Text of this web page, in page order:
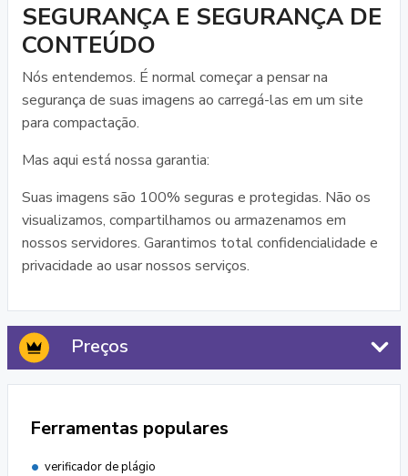
SEGURANÇA E SEGURANÇA DE
CONTEÚDO
Nós entendemos. É normal começar a pensar na
segurança de suas imagens ao carregá-las em um site
para compactação.
Mas aqui está nossa garantia:
Suas imagens são 100% seguras e protegidas. Não os
visualizamos, compartilhamos ou armazenamos em
nossos servidores. Garantimos total confidencialidade e
privacidade ao usar nossos serviços.
Preços
Ferramentas populares
verificador de plágio